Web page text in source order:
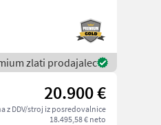
zlati prodajalec
20.900 €
z DDV/stroj iz posredovalnice
18.495,58 € neto